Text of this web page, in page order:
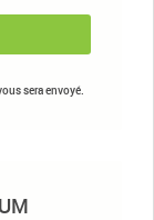
sera envoyé.